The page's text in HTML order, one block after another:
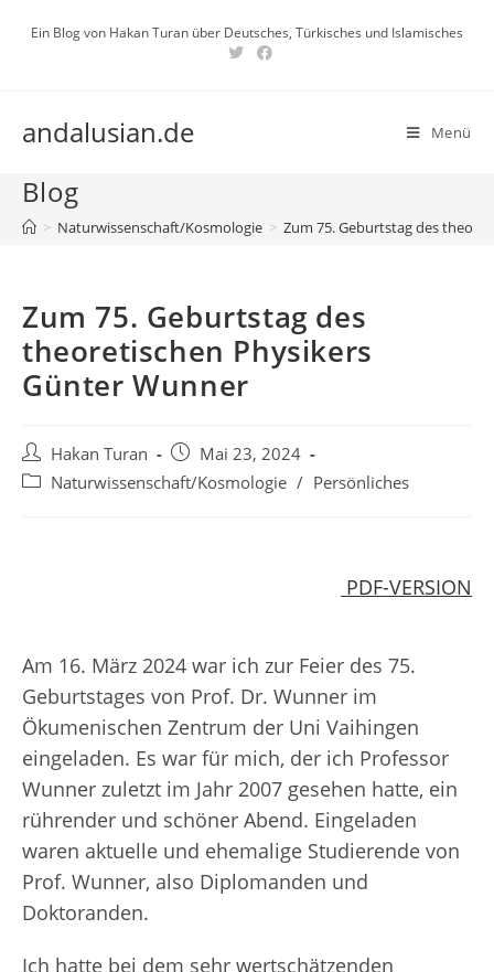
InhaltEin Blog von Hakan Turan über Deutsches, Türkisches und Islamisches
andalusian.de Menü
Blog
> Naturwissenschaft/Kosmologie > Zum 75. Geburtstag des
Zum 75. Geburtstag des
theoretischen Physikers
Günter Wunner
Beitrags-
Autor:
Hakan Turan
Beitrag
veröffentlicht:
Mai 23, 2024
Beitrags-Naturwissenschaft/Kosmologie / Persönliches
PDF-VERSION
Am 16. März 2024 war ich zur Feier des 75.
Geburtstages von Prof. Dr. Wunner im
Ökumenischen Zentrum der Uni Vaihingen
eingeladen. Es war für mich, der ich Professor
Wunner zuletzt im Jahr 2007 gesehen hatte, ein
rührender und schöner Abend. Eingeladen
waren aktuelle und ehemalige Studierende von
Prof. Wunner, also Diplomanden und
Doktoranden.
Ich hatte bei dem sehr wertschätzenden